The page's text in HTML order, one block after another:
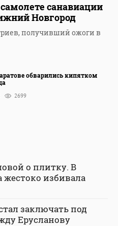
санавиации
Новгород
получивший ожоги в
обварились кипятком
2699
о плитку. В
жестоко избивала
заключать под
Ерусланову